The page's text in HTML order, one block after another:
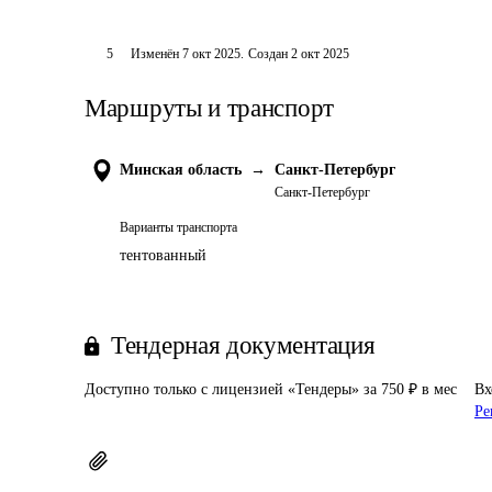
5 Изменён 7 окт 2025. Создан 2 окт 2025
Маршруты и транспорт
Минская область → Санкт-Петербург
Санкт-Петербург
Варианты транспорта
тентованный
Тендерная документация
Доступно только с лицензией «Тендеры» за 750 ₽ в мес